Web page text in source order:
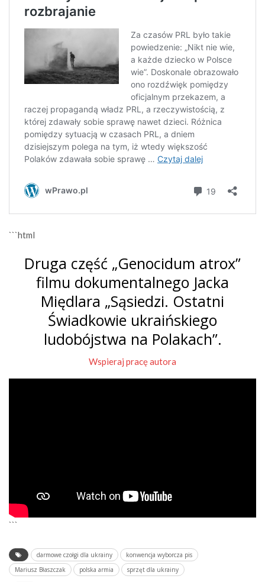
```html
Druga część „Genocidum atrox”
filmu dokumentalnego Jacka
Międlara „Sąsiedzi. Ostatni
Świadkowie ukraińskiego
ludobójstwa na Polakach”.
Wspieraj pracę autora
```
darmowe czołgi dla ukrainy
konwencja wyborcza pis
Mariusz Błaszczak
polska armia sprzęt dla ukrainy